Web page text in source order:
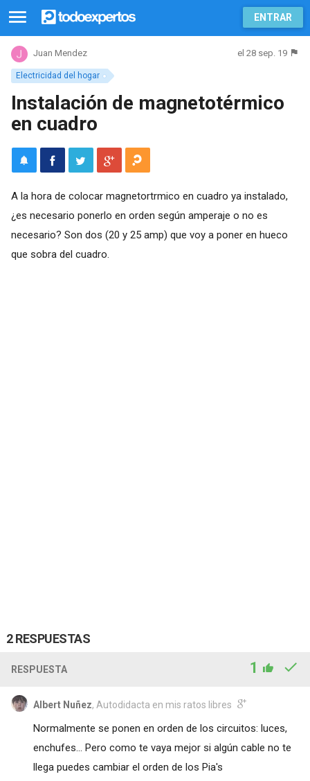
ENTRAR
Electricidad del hogar
Juan Mendez el 28 sep. 19
Instalación de magnetotérmico
en cuadro
A la hora de colocar magnetortrmico en cuadro ya instalado,
¿es necesario ponerlo en orden según amperaje o no es
necesario? Son dos (20 y 25 amp) que voy a poner en hueco
que sobra del cuadro.
2 RESPUESTAS
RESPUESTA 1
Albert Nuñez, Autodidacta en mis ratos libres
Normalmente se ponen en orden de los circuitos: luces,
enchufes... Pero como te vaya mejor si algún cable no te
llega puedes cambiar el orden de los Pia's